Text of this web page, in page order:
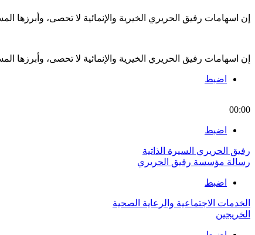
إن اسهامات رفيق الحريري الخيرية والإنمائية لا تحصى،
إن اسهامات رفيق الحريري الخيرية والإنمائية لا تحصى،
اضبط
00:00
اضبط
رفيق الحريري السيرة الذاتية
رسالة مؤسسة رفيق الحريري
اضبط
الخدمات الاجتماعية والرعاية الصحية
الخريجين